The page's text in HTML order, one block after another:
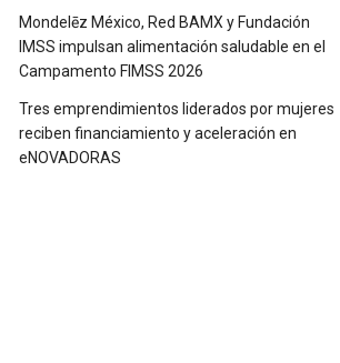
Mondelēz México, Red BAMX y Fundación
IMSS impulsan alimentación saludable en el
Campamento FIMSS 2026
Tres emprendimientos liderados por mujeres
reciben financiamiento y aceleración en
eNOVADORAS